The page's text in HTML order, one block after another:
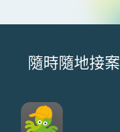
隨時隨地接案